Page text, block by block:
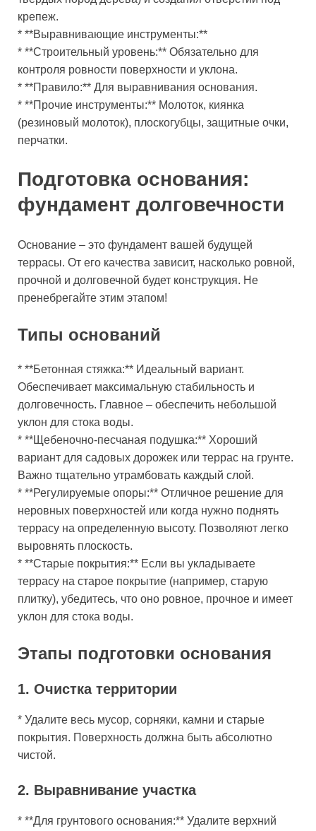
крепеж.
* **Выравнивающие инструменты:**
* **Строительный уровень:** Обязательно для
контроля ровности поверхности и уклона.
* **Правило:** Для выравнивания основания.
* **Прочие инструменты:** Молоток, киянка
(резиновый молоток), плоскогубцы, защитные очки,
перчатки.
Подготовка основания:
фундамент долговечности
Основание – это фундамент вашей будущей
террасы. От его качества зависит, насколько ровной,
прочной и долговечной будет конструкция. Не
пренебрегайте этим этапом!
Типы оснований
* **Бетонная стяжка:** Идеальный вариант.
Обеспечивает максимальную стабильность и
долговечность. Главное – обеспечить небольшой
уклон для стока воды.
* **Щебеночно-песчаная подушка:** Хороший
вариант для садовых дорожек или террас на грунте.
Важно тщательно утрамбовать каждый слой.
* **Регулируемые опоры:** Отличное решение для
неровных поверхностей или когда нужно поднять
террасу на определенную высоту. Позволяют легко
выровнять плоскость.
* **Старые покрытия:** Если вы укладываете
террасу на старое покрытие (например, старую
плитку), убедитесь, что оно ровное, прочное и имеет
уклон для стока воды.
Этапы подготовки основания
1. Очистка территории
* Удалите весь мусор, сорняки, камни и старые
покрытия. Поверхность должна быть абсолютно
чистой.
2. Выравнивание участка
* **Для грунтового основания:** Удалите верхний